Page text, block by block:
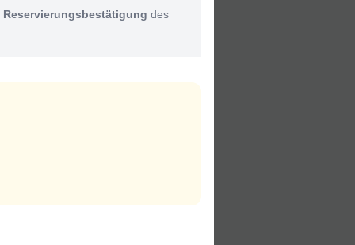
Reservierungsbestätigung des